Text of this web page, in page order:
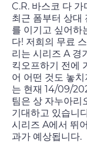
C.R. 바스코 다
최근 폼부터 상대
를 이기고 싶어하
다! 저희의 무료
리는 시리즈 A 경
킥오프하기 전에
어 어떤 것도 놓
는 현재 14/09/
팀은 상 자누아리
기대하고 있습니
시리즈 A에서 뛰
과가 예상됩니다.